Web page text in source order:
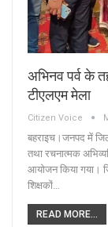
अभिनव पर्व के
टीएलएम मेला
Citizen Voice
बहराइच।जनपद में
तथा रचनात्मक
आयोजन किया गया।
शिक्षकों…
READ MORE...